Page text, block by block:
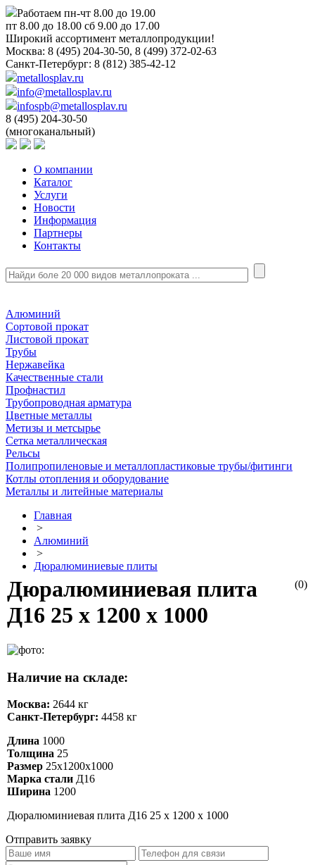
Работаем пн-чт 8.00 до 19.00
пт 8.00 до 18.00 сб 9.00 до 17.00
Широкий ассортимент металлопродукции!
Москва: 8 (495) 204-30-50, 8 (499) 372-02-63
Санкт-Петербург: 8 (812) 385-42-12
metallosplav.ru
info@metallosplav.ru
infospb@metallosplav.ru
8 (495) 204-30-50
(многоканальный)
О компании
Каталог
Услуги
Новости
Информация
Партнеры
Контакты
Алюминий
Сортовой прокат
Листовой прокат
Трубы
Нержавейка
Качественные стали
Профнастил
Трубопроводная арматура
Цветные металлы
Метизы и метсырье
Сетка металлическая
Рельсы
Полипропиленовые и металлопластиковые трубы/фитинги
Котлы отопления и оборудование
Металлы и литейные материалы
Главная
>
Алюминий
>
Дюралюминиевые плиты
(0)
Дюралюминиевая плита
Д16 25 х 1200 х 1000
Наличие на складе:
Москва: 2644 кг
Санкт-Петербург: 4458 кг
Длина 1000
Толщина 25
Размер 25х1200х1000
Марка стали Д16
Ширина 1200
Дюралюминиевая плита Д16 25 х 1200 х 1000
Отправить заявку